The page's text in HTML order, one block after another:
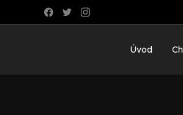
Úvod